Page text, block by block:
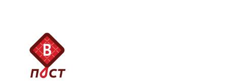
содержимому